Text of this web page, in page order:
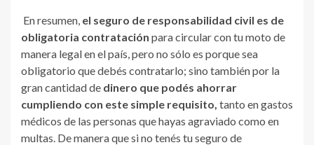
En resumen, el seguro de responsabilidad civil es de
obligatoria contratación para circular con tu moto de
manera legal en el país, pero no sólo es porque sea
obligatorio que debés contratarlo; sino también por la
gran cantidad de dinero que podés ahorrar
cumpliendo con este simple requisito, tanto en gastos
médicos de las personas que hayas agraviado como en
multas. De manera que si no tenés tu seguro de